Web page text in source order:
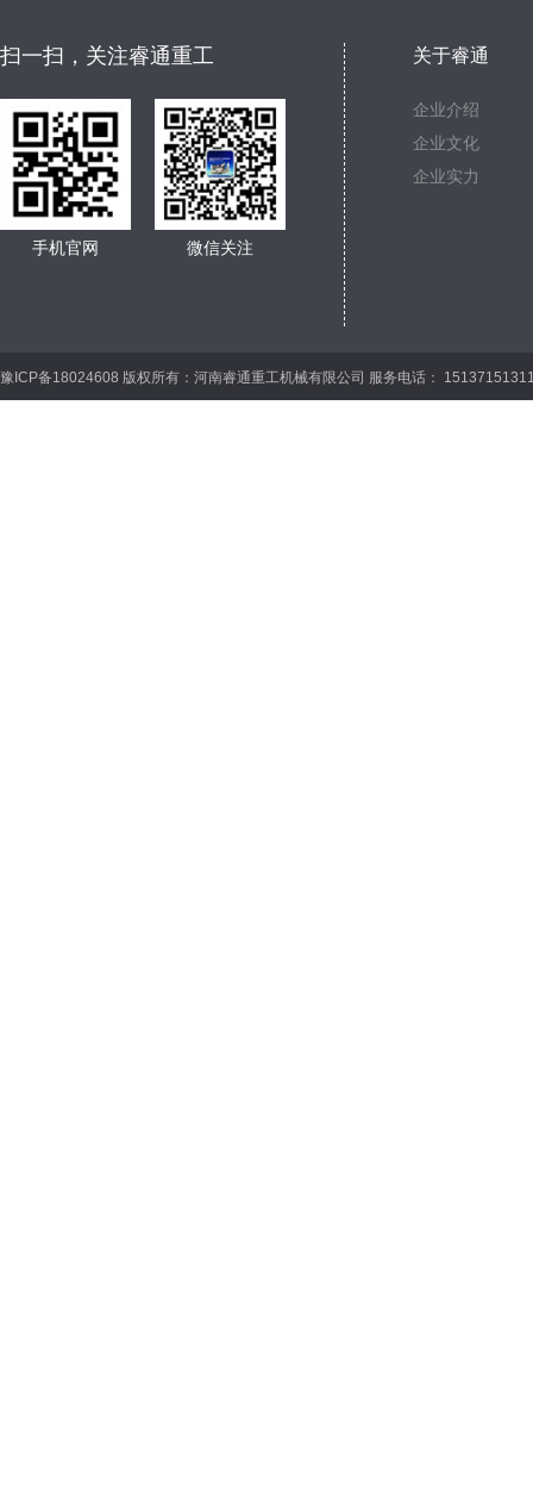
扫一扫，关注睿通重工
手机官网 微信关注
关于睿通
企业介绍
企业文化
企业实力
豫ICP备18024608 版权所有：河南睿通重工机械有限公司 服务电话：